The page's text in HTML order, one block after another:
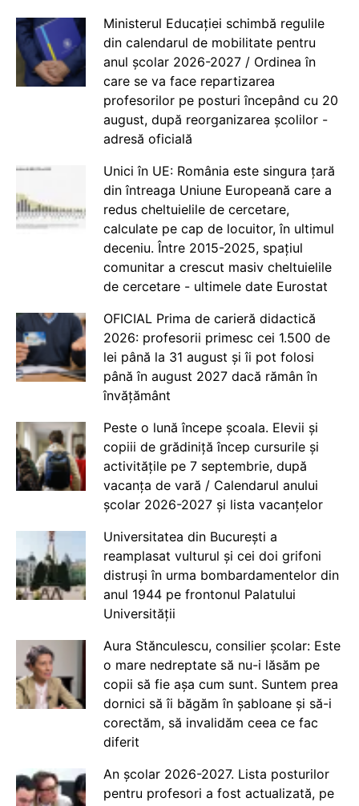
Ministerul Educației schimbă regulile
din calendarul de mobilitate pentru
anul școlar 2026-2027 / Ordinea în
care se va face repartizarea
profesorilor pe posturi începând cu 20
august, după reorganizarea școlilor -
adresă oficială
Unici în UE: România este singura țară
din întreaga Uniune Europeană care a
redus cheltuielile de cercetare,
calculate pe cap de locuitor, în ultimul
deceniu. Între 2015-2025, spațiul
comunitar a crescut masiv cheltuielile
de cercetare - ultimele date Eurostat
OFICIAL Prima de carieră didactică
2026: profesorii primesc cei 1.500 de
lei până la 31 august și îi pot folosi
până în august 2027 dacă rămân în
învățământ
Peste o lună începe școala. Elevii și
copiii de grădiniță încep cursurile și
activitățile pe 7 septembrie, după
vacanța de vară / Calendarul anului
școlar 2026-2027 și lista vacanțelor
Universitatea din București a
reamplasat vulturul și cei doi grifoni
distruși în urma bombardamentelor din
anul 1944 pe frontonul Palatului
Universității
Aura Stănculescu, consilier școlar: Este
o mare nedreptate să nu-i lăsăm pe
copii să fie așa cum sunt. Suntem prea
dornici să îi băgăm în șabloane și să-i
corectăm, să invalidăm ceea ce fac
diferit
An școlar 2026-2027. Lista posturilor
pentru profesori a fost actualizată, pe